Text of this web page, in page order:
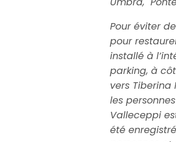
Pour éviter
pour
installé à
parking, à
vers
les
Valleceppi
été